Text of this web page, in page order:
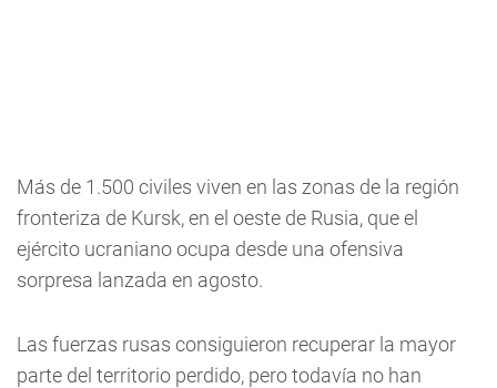
Más de 1.500 civiles viven en las zonas de la región
fronteriza de Kursk, en el oeste de Rusia, que el
ejército ucraniano ocupa desde una ofensiva
sorpresa lanzada en agosto.
Las fuerzas rusas consiguieron recuperar la mayor
parte del territorio perdido, pero todavía no han